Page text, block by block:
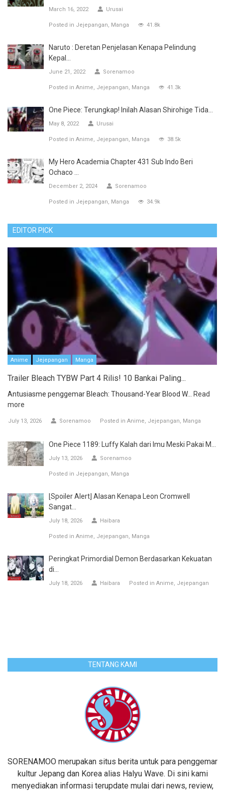
March 16, 2022 Urusai
Posted in Jejepangan Manga 41.8k
Naruto : Deretan Penjelasan Kenapa Pelindung
Kepal...
June 21, 2022 Sorenamoo
Posted in Anime Jejepangan Manga 41.3k
One Piece: Terungkap! Inilah Alasan Shirohige Tida...
May 8, 2022 Urusai
Posted in Anime Jejepangan Manga 38.5k
My Hero Academia Chapter 431 Sub Indo Beri
Ochaco ...
December 2, 2024 Sorenamoo
Posted in Jejepangan Manga 34.9k
EDITOR PICK
Anime Jejepangan Manga
Trailer Bleach TYBW Part 4 Rilis! 10 Bankai Paling...
Antusiasme penggemar Bleach: Thousand-Year Blood W...
Read
more
July 13, 2026 Sorenamoo Posted in Anime Jejepangan Manga
One Piece 1189: Luffy Kalah dari Imu Meski Pakai M...
July 13, 2026 Sorenamoo
Posted in Jejepangan Manga
[Spoiler Alert] Alasan Kenapa Leon Cromwell
Sangat...
July 18, 2026 Haibara
Posted in Anime Jejepangan Manga
Peringkat Primordial Demon Berdasarkan Kekuatan
di...
July 18, 2026 Haibara Posted in Anime Jejepangan
TENTANG KAMI
SORENAMOO merupakan situs berita untuk para penggemar
kultur Jepang dan Korea alias Halyu Wave. Di sini kami
menyediakan informasi terupdate mulai dari news, review,